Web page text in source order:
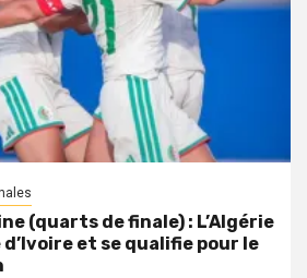
(quarts de finale) : L’Algérie
et se qualifie pour le